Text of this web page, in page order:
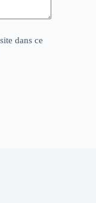
dans ce